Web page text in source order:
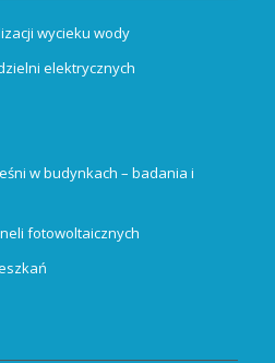
wycieku wody
elektrycznych
w budynkach – badania i
fotowoltaicznych